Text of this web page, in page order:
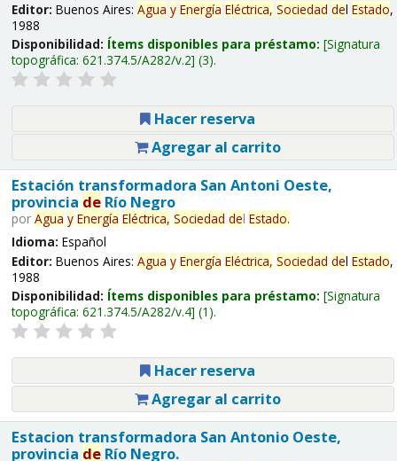
Editor: Buenos Aires: Agua y Energía Eléctrica, Sociedad del Estado,
1988
Disponibilidad: Ítems disponibles para préstamo: Signatura
topográfica: 621.374.5/A282/v.2 (3).
Hacer reserva
Agregar al carrito
Estación transformadora San Antoni Oeste,
provincia deRío Negro
por Agua y Energía Eléctrica, Sociedad del Estado.
Idioma: Español
Editor: Buenos Aires: Agua y Energía Eléctrica, Sociedad del Estado,
1988
Disponibilidad: Ítems disponibles para préstamo: Signatura
topográfica: 621.374.5/A282/v.4 (1).
Hacer reserva
Agregar al carrito
Estacion transformadora San Antonio Oeste,
provincia deRío Negro.